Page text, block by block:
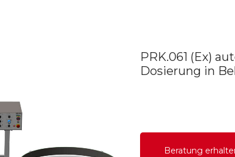
PRK.061 (Ex)
Dosierung in
Beratung